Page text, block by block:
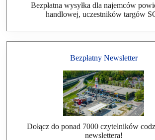
Bezpłatna wysyłka dla najemców
handlowej, uczestników targów
Bezpłatny Newsletter
Dołącz do ponad 7000 czytelników
newslettera!